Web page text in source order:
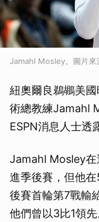
Jamahl Mosley。圖片來
紐奧爾良鵜鶘美
術總教練Jamahl
ESPN消息人士透
Jamahl Mosley在
進季後賽，但他
後賽首輪第7戰輸
他們曾以3比1領先